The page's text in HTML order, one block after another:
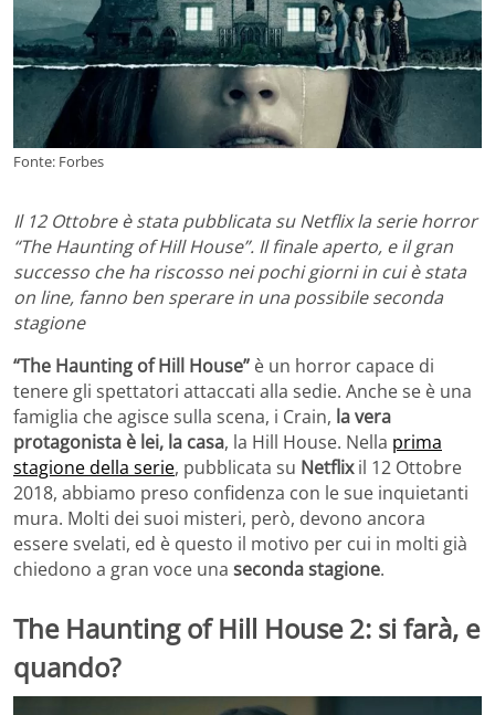
Fonte: Forbes
Il 12 Ottobre è stata pubblicata su Netflix la serie horror
“The Haunting of Hill House”. Il finale aperto, e il gran
successo che ha riscosso nei pochi giorni in cui è stata
on line, fanno ben sperare in una possibile seconda
stagione
“The Haunting of Hill House” è un horror capace di
tenere gli spettatori attaccati alla sedie. Anche se è una
famiglia che agisce sulla scena, i Crain, la vera
protagonista è lei, la casa, la Hill House. Nella prima
stagione della serie, pubblicata su Netflixil 12 Ottobre
2018, abbiamo preso confidenza con le sue inquietanti
mura. Molti dei suoi misteri, però, devono ancora
essere svelati, ed è questo il motivo per cui in molti già
chiedono a gran voce una seconda stagione.
The Haunting of Hill House 2: si farà, e
quando?